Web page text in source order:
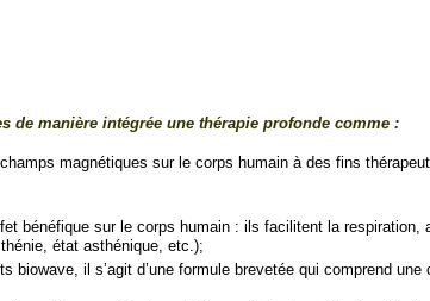
de manière intégrée une thérapie profonde comme :
magnétiques sur le corps humain à des fins
bénéfique sur le corps humain : ils facilitent la
état asthénique, etc.);
il s’agit d’une formule brevetée qui comprend